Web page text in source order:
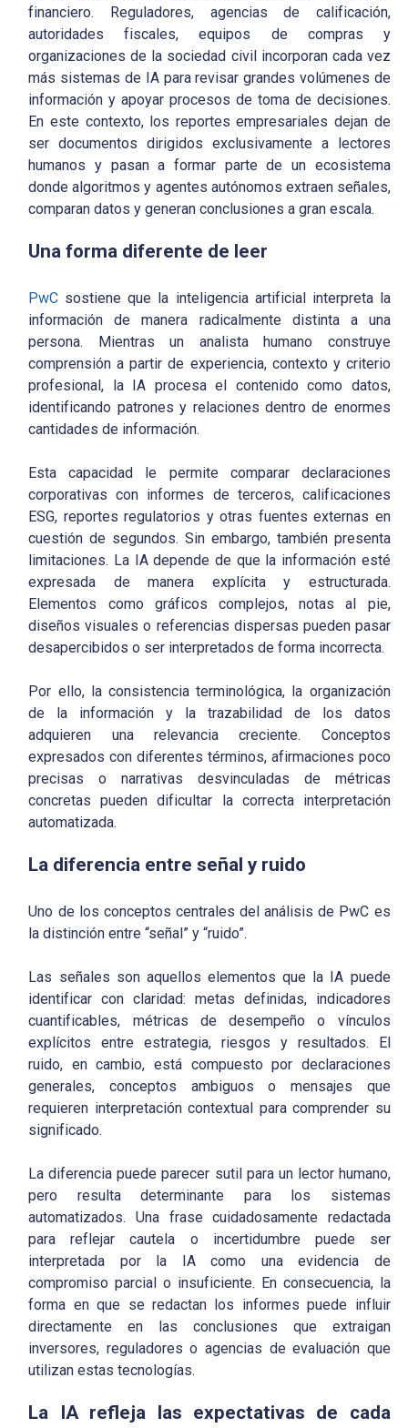
financiero. Reguladores, agencias de calificación,
autoridades fiscales, equipos de compras y
organizaciones de la sociedad civil incorporan cada vez
más sistemas de IA para revisar grandes volúmenes de
información y apoyar procesos de toma de decisiones.
En este contexto, los reportes empresariales dejan de
ser documentos dirigidos exclusivamente a lectores
humanos y pasan a formar parte de un ecosistema
donde algoritmos y agentes autónomos extraen señales,
comparan datos y generan conclusiones a gran escala.
Una forma diferente de leer
PwC sostiene que la inteligencia artificial interpreta la
información de manera radicalmente distinta a una
persona. Mientras un analista humano construye
comprensión a partir de experiencia, contexto y criterio
profesional, la IA procesa el contenido como datos,
identificando patrones y relaciones dentro de enormes
cantidades de información.
Esta capacidad le permite comparar declaraciones
corporativas con informes de terceros, calificaciones
ESG, reportes regulatorios y otras fuentes externas en
cuestión de segundos. Sin embargo, también presenta
limitaciones. La IA depende de que la información esté
expresada de manera explícita y estructurada.
Elementos como gráficos complejos, notas al pie,
diseños visuales o referencias dispersas pueden pasar
desapercibidos o ser interpretados de forma incorrecta.
Por ello, la consistencia terminológica, la organización
de la información y la trazabilidad de los datos
adquieren una relevancia creciente. Conceptos
expresados con diferentes términos, afirmaciones poco
precisas o narrativas desvinculadas de métricas
concretas pueden dificultar la correcta interpretación
automatizada.
La diferencia entre señal y ruido
Uno de los conceptos centrales del análisis de PwC es
la distinción entre “señal” y “ruido”.
Las señales son aquellos elementos que la IA puede
identificar con claridad: metas definidas, indicadores
cuantificables, métricas de desempeño o vínculos
explícitos entre estrategia, riesgos y resultados. El
ruido, en cambio, está compuesto por declaraciones
generales, conceptos ambiguos o mensajes que
requieren interpretación contextual para comprender su
significado.
La diferencia puede parecer sutil para un lector humano,
pero resulta determinante para los sistemas
automatizados. Una frase cuidadosamente redactada
para reflejar cautela o incertidumbre puede ser
interpretada por la IA como una evidencia de
compromiso parcial o insuficiente. En consecuencia, la
forma en que se redactan los informes puede influir
directamente en las conclusiones que extraigan
inversores, reguladores o agencias de evaluación que
utilizan estas tecnologías.
La IA refleja las expectativas de cada